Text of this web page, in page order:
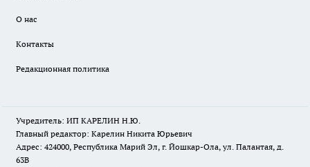
О нас
Контакты
Редакционная политика
Учредитель: ИП КАРЕЛИН Н.Ю.
Главный редактор: Карелин Никита Юрьевич
Адрес: 424000, Республика Марий Эл, г. Йошкар-Ола, ул. Палантая, д.
63В